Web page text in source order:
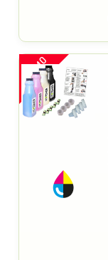
PROMO